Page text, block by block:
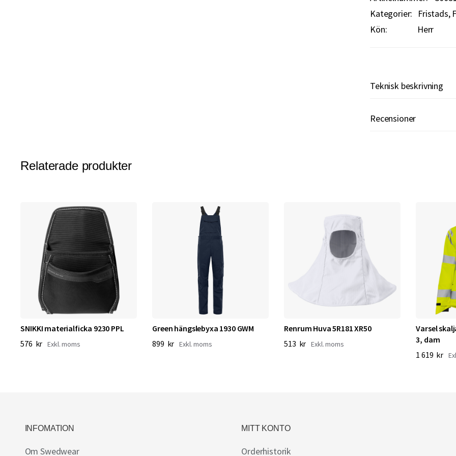
Kategorier:
Fristads
Kön:
Herr
Teknisk beskrivning
Recensioner
Relaterade produkter
SNIKKI materialficka 9230 PPL
576 kr
Green hängslebyxa 1930 GWM
899 kr
Renrum Huva 5R181 XR50
513 kr
Varsel
3, dam
1 619 kr
INFOMATION
Om Swedwear
MITT KONTO
Orderhistorik